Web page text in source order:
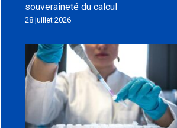
souveraineté du calcul
28 juillet 2026